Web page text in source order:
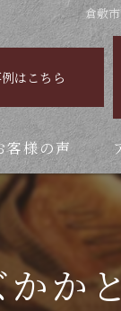
倉敷
はこちら
客様の声
か